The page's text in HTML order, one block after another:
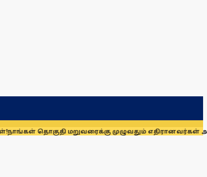
மறுவரைக்கு முழுவதும் எதிரானவர்கள் அல்லர்: